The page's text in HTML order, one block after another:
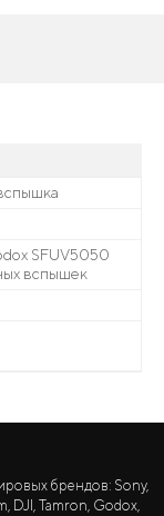
SFUV5050
вспышек
брендов: Sony,
DJI, Tamron, Godox,